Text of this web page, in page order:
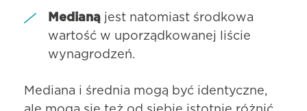
Medianą jest natomiast środkowa
wartość w uporządkowanej liście
wynagrodzeń.
Mediana i średnia mogą być identyczne,